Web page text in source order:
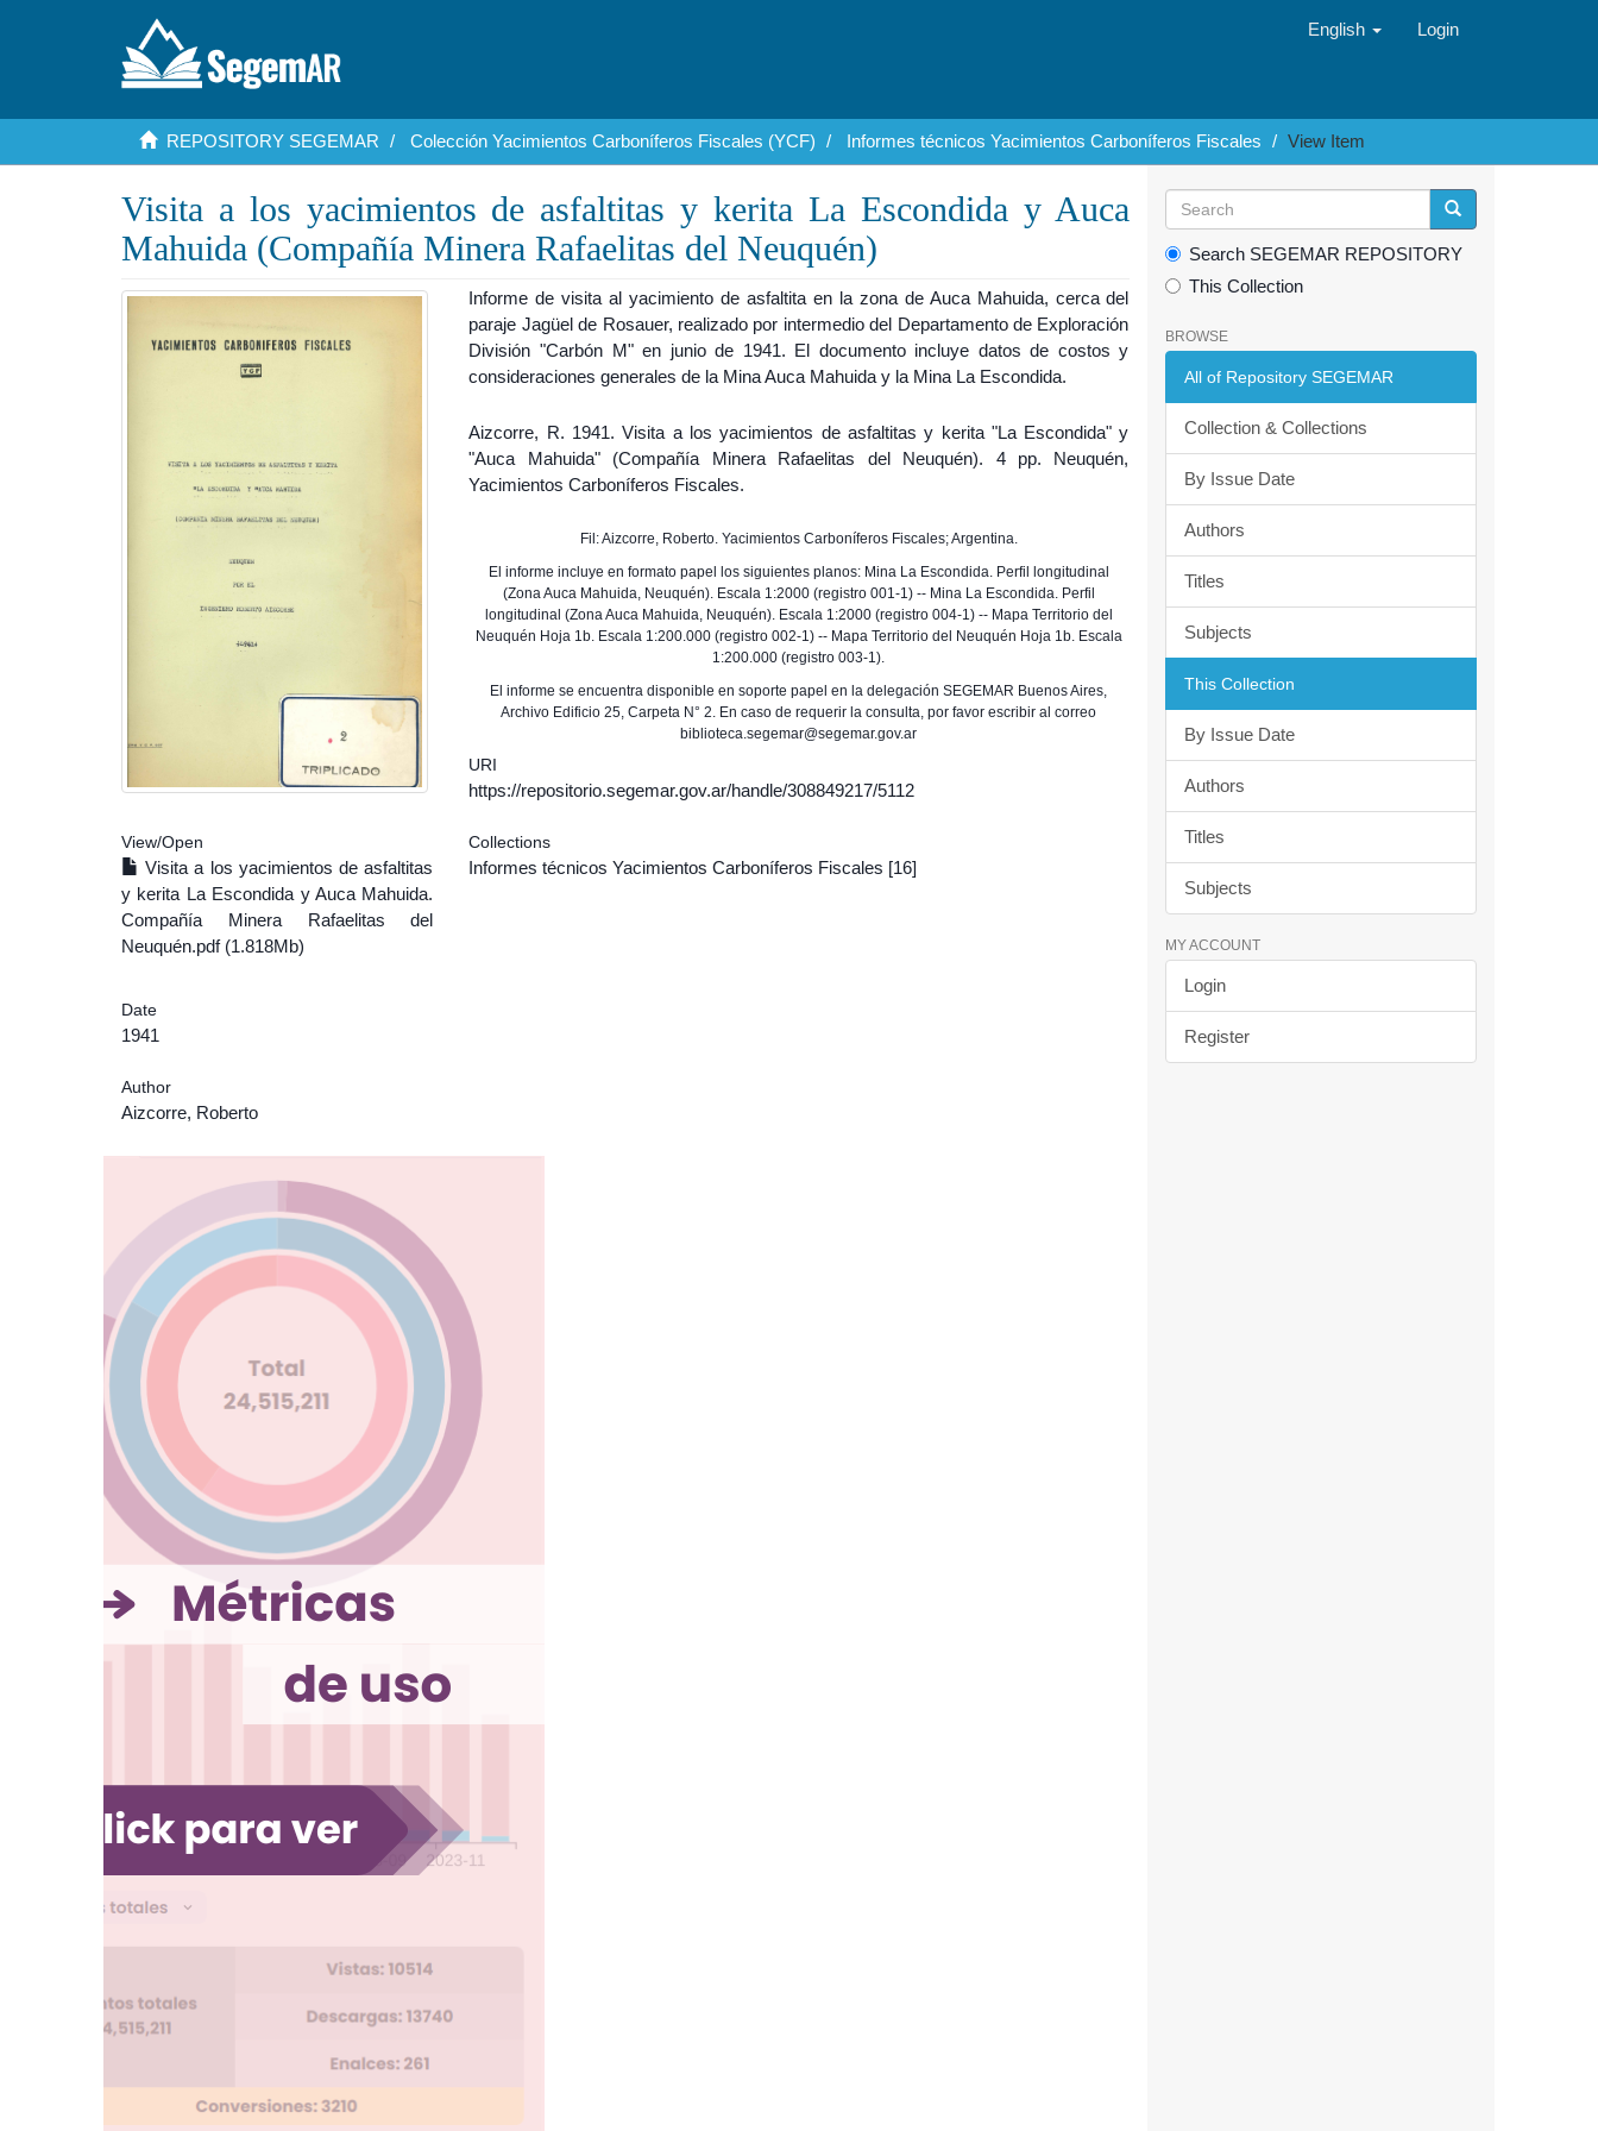
English Login
REPOSITORY SEGEMAR Colección Yacimientos Carboníferos Fiscales (YCF) Informes técnicos Yacimientos Carboníferos Fiscales View Item
Visita a los yacimientos de asfaltitas y kerita La Escondida y Auca
Mahuida (Compañía Minera Rafaelitas del Neuquén)
View/Open
Visita a los yacimientos de asfaltitas
y kerita La Escondida y Auca Mahuida.
Compañía Minera Rafaelitas del
Neuquén.pdf (1.818Mb)
Date
1941
Author
Aizcorre, Roberto
Informe de visita al yacimiento de asfaltita en la zona de Auca Mahuida, cerca del
paraje Jagüel de Rosauer, realizado por intermedio del Departamento de Exploración
División "Carbón M" en junio de 1941. El documento incluye datos de costos y
consideraciones generales de la Mina Auca Mahuida y la Mina La Escondida.
Aizcorre, R. 1941. Visita a los yacimientos de asfaltitas y kerita "La Escondida" y
"Auca Mahuida" (Compañía Minera Rafaelitas del Neuquén). 4 pp. Neuquén,
Yacimientos Carboníferos Fiscales.
Fil: Aizcorre, Roberto. Yacimientos Carboníferos Fiscales; Argentina.
El informe incluye en formato papel los siguientes planos: Mina La Escondida. Perfil longitudinal
(Zona Auca Mahuida, Neuquén). Escala 1:2000 (registro 001-1) -- Mina La Escondida. Perfil
longitudinal (Zona Auca Mahuida, Neuquén). Escala 1:2000 (registro 004-1) -- Mapa Territorio del
Neuquén Hoja 1b. Escala 1:200.000 (registro 002-1) -- Mapa Territorio del Neuquén Hoja 1b. Escala
1:200.000 (registro 003-1).
El informe se encuentra disponible en soporte papel en la delegación SEGEMAR Buenos Aires,
Archivo Edificio 25, Carpeta N° 2. En caso de requerir la consulta, por favor escribir al correo
biblioteca.segemar@segemar.gov.ar
URI
https://repositorio.segemar.gov.ar/handle/308849217/5112
Collections
Informes técnicos Yacimientos Carboníferos Fiscales [16]
Search SEGEMAR REPOSITORY
This Collection
BROWSE
All of Repository SEGEMAR
Collection & Collections
By Issue Date
Authors
Titles
Subjects
This Collection
By Issue Date
Authors
Titles
Subjects
MY ACCOUNT
Login
Register